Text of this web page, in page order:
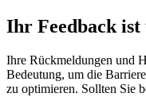
Ihr Feedback ist
Ihre Rückmeldungen und
Bedeutung, um die
zu optimieren. Sollten Sie